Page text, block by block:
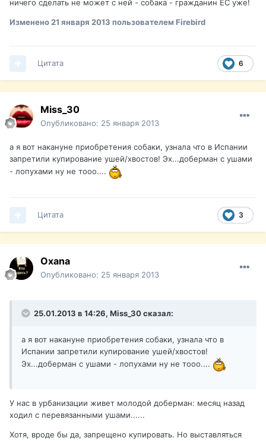
ничего сделать не может с ней - собака - гражданин ЕС уже!
Изменено21 января 2013 пользователем Firebird
6
Цитата
Miss_30
Опубликовано: 25 января 2013
а я вот накануне приобретения собаки, узнала что в Испании
запретили купирование ушей/хвостов! Эх...доберман с ушами
- лопухами ну не тооо....
3
Цитата
Oxana
Опубликовано: 25 января 2013
25.01.2013 в 14:26, Miss_30 сказал:
а я вот накануне приобретения собаки, узнала что в
Испании запретили купирование ушей/хвостов!
Эх...доберман с ушами - лопухами ну не тооо....
У нас в урбанизации живет молодой доберман: месяц назад
ходил с перевязанными ушами......
Хотя, вроде бы да, запрещено купировать. Но выставляться